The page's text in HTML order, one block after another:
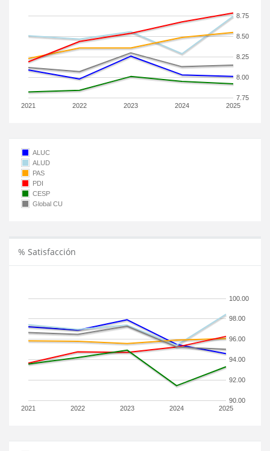
2021 2022 2023 2024 2025
7.75
8.00
8.25
8.50
8.75
ALUC
ALUD
PAS
PDI
CESP
Global CU
% Satisfacción
2021 2022 2023 2024 2025
90.00
92.00
94.00
96.00
98.00
100.00